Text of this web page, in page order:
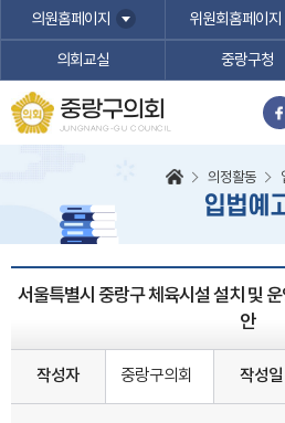
본문바로가기
의원홈페이지 위원회홈페이지
의회교실 중랑구청
중랑구의회
JUNGNANG-GU COUNCIL
의정활동
입법예
서울특별시 중랑구 체육시설 설치 및
안
작성자 중랑구의회 작성일